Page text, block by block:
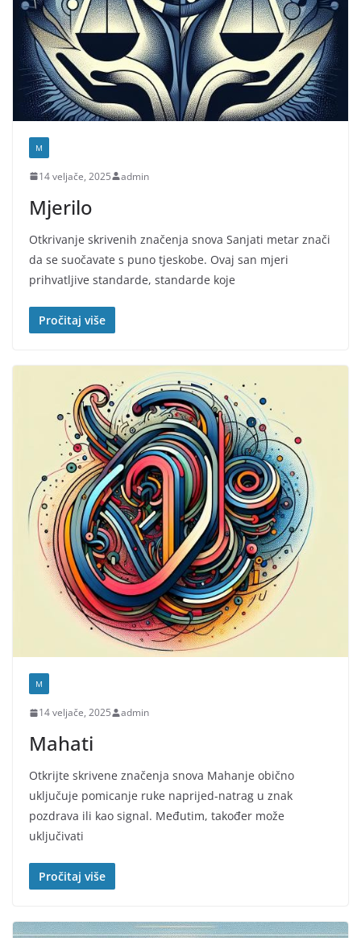
M
14 veljače, 2025 admin
Mjerilo
Otkrivanje skrivenih značenja snova Sanjati metar znači
da se suočavate s puno tjeskobe. Ovaj san mjeri
prihvatljive standarde, standarde koje
Pročitaj više
M
14 veljače, 2025 admin
Mahati
Otkrijte skrivene značenja snova Mahanje obično
uključuje pomicanje ruke naprijed-natrag u znak
pozdrava ili kao signal. Međutim, također može
uključivati
Pročitaj više